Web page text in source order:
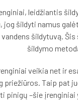
leidžiantis
šildyti namus
šildytuvą.
šildymo
veikia net ir
Taip pat
–šie